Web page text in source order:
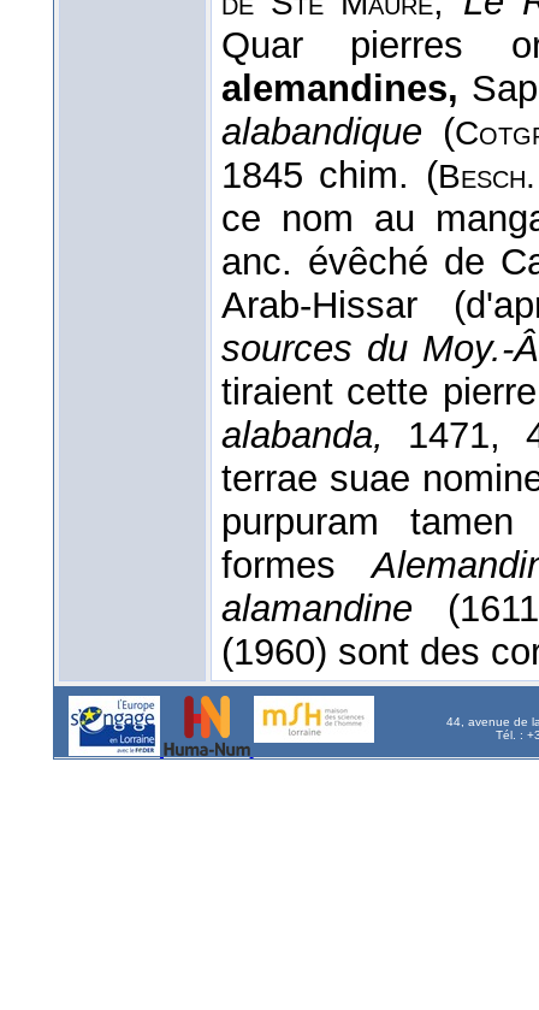
Quar pierres
alemandines,
alabandique (
1845 chim. (
ce nom au
anc. évêché de
Arab-Hissar
sources du Moy.-
tiraient cette
alabanda,
1471,
terrae suae
purpuram
formes
alamandine
(1960) sont des
44, avenue de
Tél. :